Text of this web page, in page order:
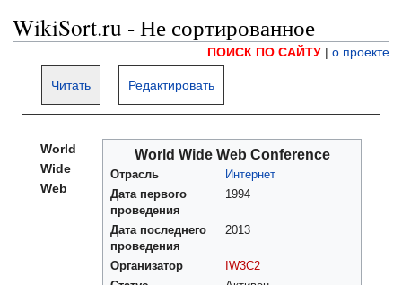
WikiSort.ru - Не сортированное
ПОИСК ПО САЙТУ | о проекте
Читать Редактировать
World Wide Web Conference
Отрасль
Интернет
Дата первого
проведения
1994
Дата последнего
проведения
2013
Организатор
IW3C2
World
Wide
Web